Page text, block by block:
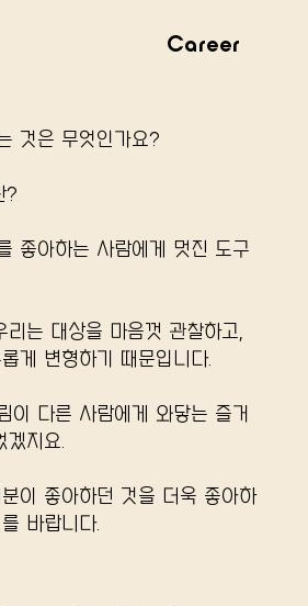
것은 무엇인가요?
?
좋아하는 사람에게 멋진 도구
리는 대상을 마음껏 관찰하고,
게 변형하기 때문입니다.
이 다른 사람에게 와닿는 즐거
지요.
이 좋아하던 것을 더욱 좋아하
바랍니다.
Career